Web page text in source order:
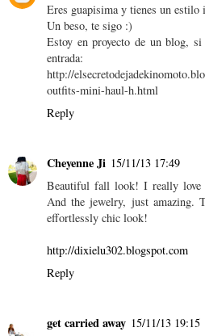
Eres guapisima y tienes un estilo
Un beso, te sigo :)
Estoy en proyecto de un blog, si
entrada:
http://
outfits-mini-haul-h.html
Reply
Cheyenne Ji 15/11/13 17:49
Beautiful fall look! I really love
And the jewelry, just amazing.
effortlessly chic look!
http://dixielu302.blogspot.com
Reply
get carried away 15/11/13 19:15